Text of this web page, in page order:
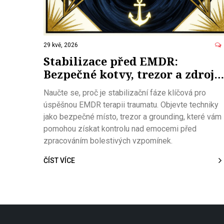
29 kvě, 2026
Stabilizace před EMDR:
Bezpečné kotvy, trezor a zdroje
pro bezpečnou terapii
Naučte se, proč je stabilizační fáze klíčová pro
úspěšnou EMDR terapii traumatu. Objevte techniky
jako bezpečné místo, trezor a grounding, které vám
pomohou získat kontrolu nad emocemi před
zpracováním bolestivých vzpomínek.
ČÍST VÍCE